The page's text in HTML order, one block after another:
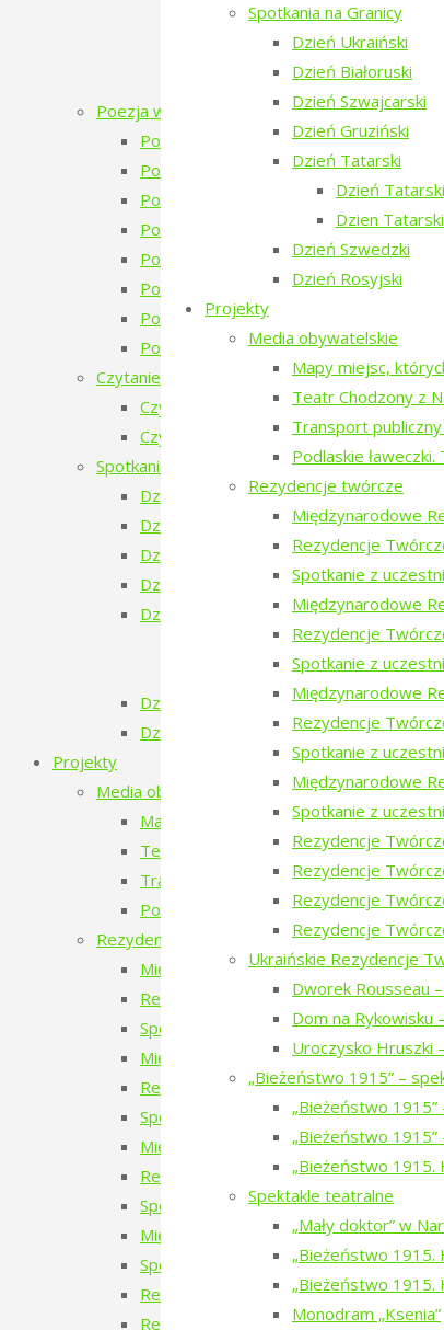
Spotkania na Granicy
Dzień Ukraiński
Dzień Białoruski
Dzień Szwajcarski
Dzień Gruziński
Dzień Tatarski
Dzień
Dzien
Dzień Szwedzki
Dzień Rosyjski
Projekty
Media obywatelskie
Mapy miejsc,
Teatr Chodzony z
Transport
Podlaskie
Rezydencje twórcze
Międzynarodowe
Rezydencje
Spotkanie z
Międzynarodowe
Rezydencje
Spotkanie z
Międzynarodowe
Rezydencje
Spotkanie z
Międzynarodowe
Spotkanie z
Rezydencje
Rezydencje
Rezydencje
Rezydencje
Ukraińskie Rezydencje
Dworek Rousseau
Dom na Rykowisku
Uroczysko Hruszki
„Bieżeństwo 1915” –
„Bieżeństwo
„Bieżeństwo
„Bieżeństwo 1915.
Spektakle teatralne
„Mały doktor” w
„Bieżeństwo 1915.
„Bieżeństwo 1915.
Monodram „Ksenia”
Dzień Ukraiński
Warsztaty: Pamiętajmy o ogrodach
Monodram „Ksenia”
Poezja w Puszczy
Poezja w Puszczy – 7. edycja – 2026
Poezja w Puszczy – 6. edycja – 2025
Poezja w Puszczy – 5. edycja – 2024
Poezja w Puszczy – 4. edycja – 2023
Poezja w Puszczy – 4 edycja 2023 –
Poezja w Puszczy – 3. edycja
Poezja w Puszczy – 2. edycja
Poezja w Puszczy i Bieżeństwo
Czytanie Puszczy
Czytanie Puszczy (2025)
Czytanie Puszczy (2026)
Spotkania na Granicy
Dzień Ukraiński
Dzień Białoruski
Dzień Szwajcarski
Dzień Gruziński
Dzień Tatarski
Dzień Tatarski – spotkanie z
Dzien Tatarski – spotkanie z
Dzień Szwedzki
Dzień Rosyjski
Projekty
Media obywatelskie
Mapy miejsc, których już nie ma
Teatr Chodzony z Narewki
Transport publiczny – przyszłość czy
Podlaskie ławeczki. To tu jest magia
Rezydencje twórcze
Międzynarodowe Rezydencje Twórcze
Rezydencje Twórcze 2026
Spotkanie z uczestnikami
Międzynarodowe Rezydencje Twórcze
Rezydencje Twórcze 2025
Spotkanie z uczestnikami
Międzynarodowe Rezydencje Twórcze
Rezydencje Twórcze 2024
Spotkanie z uczestnikami
Międzynarodowe Rezydencje Twórcze
Spotkanie z uczestnikami
Rezydencje Twórcze 2023
Rezydencje Twórcze 2022